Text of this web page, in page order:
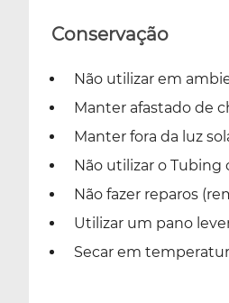
Conservação
Não utilizar em
Manter afastado de
Manter fora da luz
Não utilizar o Tubing
Não fazer reparos
Utilizar um pano
Secar em